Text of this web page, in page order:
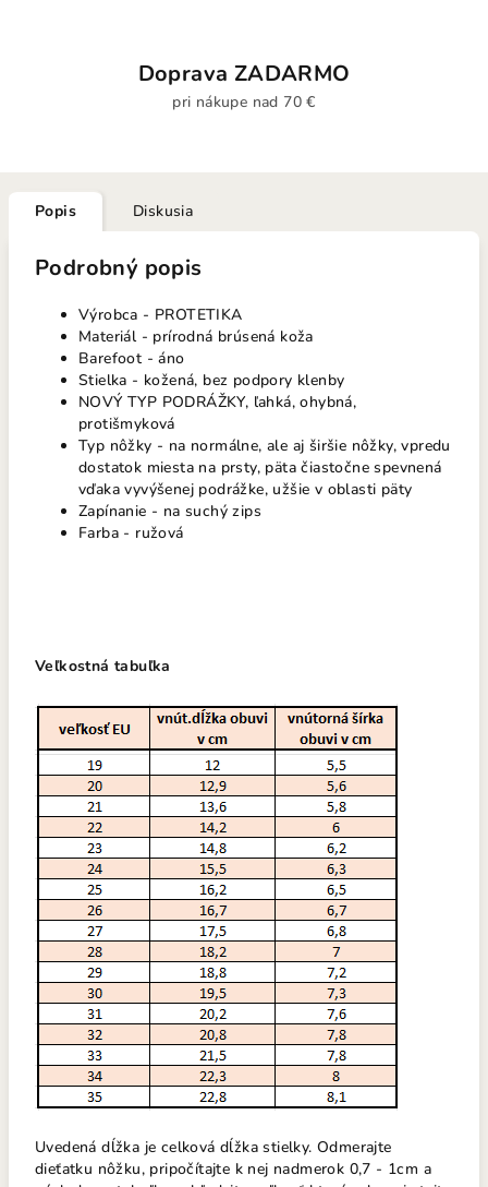
Doprava ZADARMO
pri nákupe nad 70 €
Popis Diskusia
Podrobný popis
Výrobca - PROTETIKA
Materiál - prírodná brúsená koža
Barefoot - áno
Stielka - kožená, bez podpory klenby
NOVÝ TYP PODRÁŽKY, ľahká, ohybná,
protišmyková
Typ nôžky - na normálne, ale aj širšie nôžky, vpredu
dostatok miesta na prsty, päta čiastočne spevnená
vďaka vyvýšenej podrážke, užšie v oblasti päty
Zapínanie - na suchý zips
Farba - ružová
Veľkostná tabuľka
Uvedená dĺžka je celková dĺžka stielky. Odmerajte
dieťatku nôžku, pripočítajte k nej nadmerok 0,7 - 1cm a